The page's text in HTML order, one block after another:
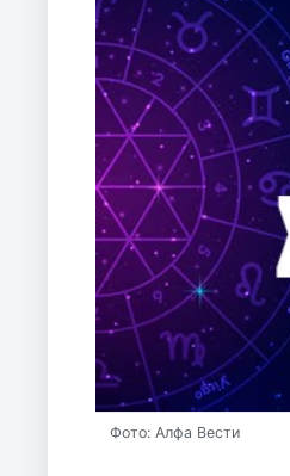
Фото: Алфа Вести